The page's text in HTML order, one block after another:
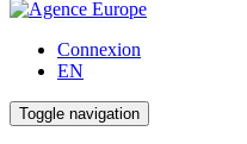
Connexion
EN
Toggle navigation